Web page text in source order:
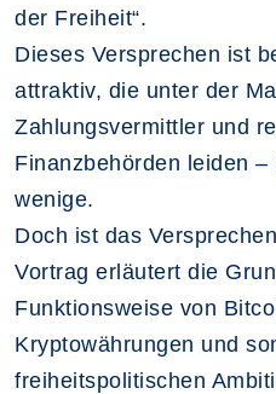
der Freiheit“.
Dieses Versprechen ist
attraktiv, die unter der
Zahlungsvermittler und
Finanzbehörden leiden
wenige.
Doch ist das
Vortrag erläutert die
Funktionsweise von
Kryptowährungen und
freiheitspolitischen